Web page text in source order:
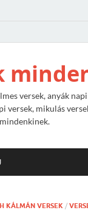
versek, anyák
versek, mikulás
KÁLMÁN VERSEK /